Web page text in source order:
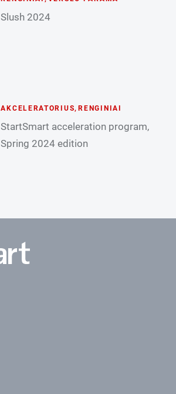
Slush 2024
AKCELERATORIUS, RENGINIAI
StartSmart acceleration program,
Spring 2024 edition